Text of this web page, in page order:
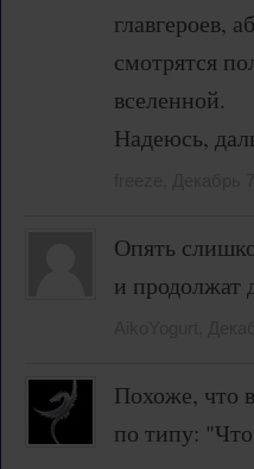
главгероев,
смотрятся
вселенной.
Надеюсь,
Опять
и продолжат
Похоже, что
по типу: